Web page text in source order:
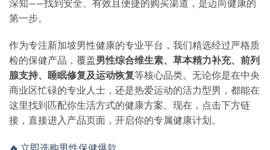
深知——找到安全、有效且便捷的购买渠道，是迈向健康的
第一步。
作为专注新加坡男性健康的专业平台，我们精选经过严格质
检的保健产品，覆盖男性综合维生素、草本精力补充、前列
腺支持、睡眠修复及运动恢复等核心品类。无论你是在中央
商业区忙碌的专业人士，还是热爱运动的活力型男，都能在
这里找到匹配你生活方式的健康方案。现在，点击下方链
接，直接进入产品页面，开启你的专属健康计划。
🔥 立即选购男性保健爆款